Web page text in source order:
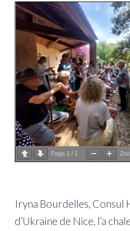
Page 1 / 1
Iryna Bourdelles, Consul
d’Ukraine de Nice, l’a